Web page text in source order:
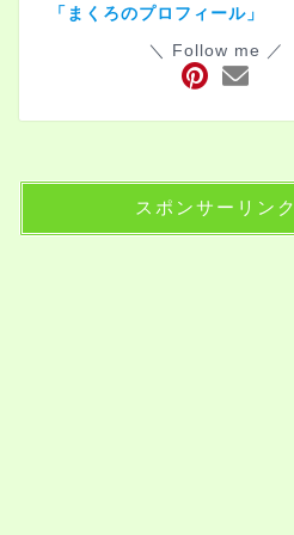
「まくろのプロフィール」
＼ Follow me ／
スポンサーリンク